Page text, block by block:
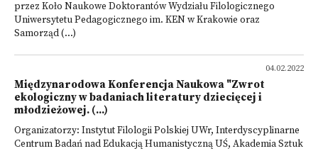
przez Koło Naukowe Doktorantów Wydziału Filologicznego
Uniwersytetu Pedagogicznego im. KEN w Krakowie oraz
Samorząd (...)
04.02.2022
Międzynarodowa Konferencja Naukowa "Zwrot
ekologiczny w badaniach literatury dziecięcej i
młodzieżowej. (...)
Organizatorzy: Instytut Filologii Polskiej UWr, Interdyscyplinarne
Centrum Badań nad Edukacją Humanistyczną UŚ, Akademia Sztuk